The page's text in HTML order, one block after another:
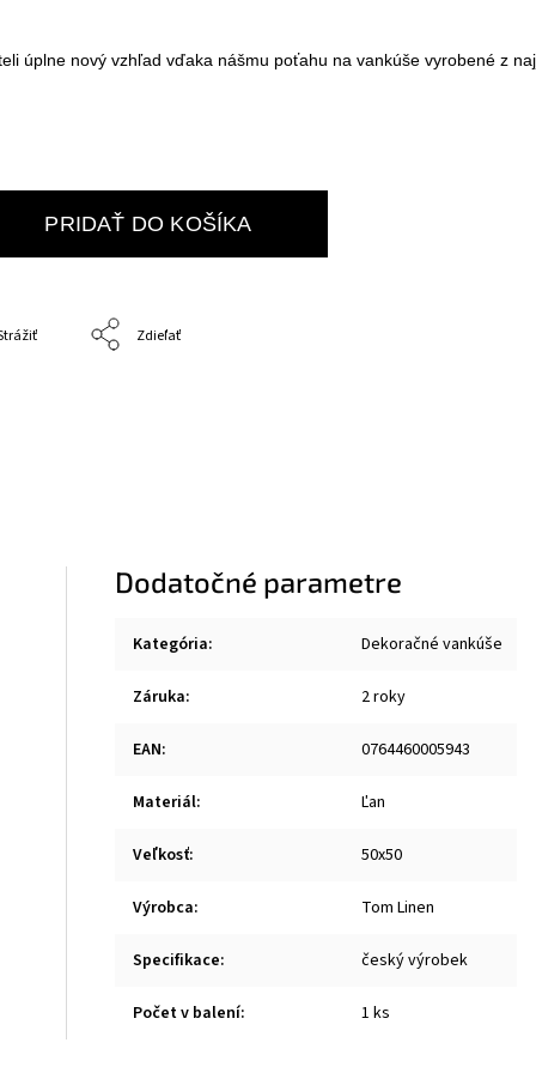
úplne nový vzhľad vďaka nášmu poťahu na vankúše vyrobené z
PRIDAŤ DO KOŠÍKA
Zdieľať
Dodatočné parametre
Kategória: Dekoračné vankúše
Záruka: 2 roky
EAN: 0764460005943
Materiál: Ľan
Veľkosť: 50x50
Výrobca: Tom Linen
Specifikace: český výrobek
Počet v balení: 1 ks